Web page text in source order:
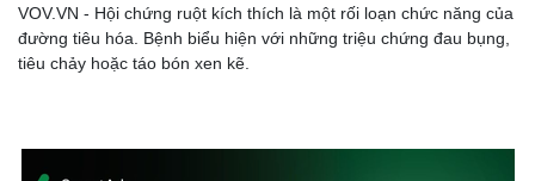
VOV.VN - Hội chứng ruột kích thích là một rối loạn chức năng của
đường tiêu hóa. Bệnh biểu hiện với những triệu chứng đau bụng,
tiêu chảy hoặc táo bón xen kẽ.